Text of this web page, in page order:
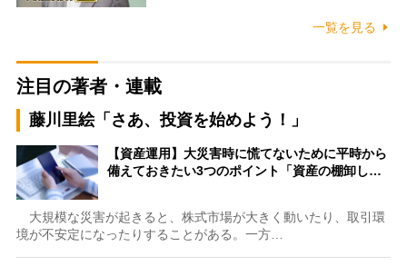
一覧を見る
注目の著者・連載
藤川里絵「さあ、投資を始めよう！」
【資産運用】大災害時に慌てないために平時から
備えておきたい3つのポイント「資産の棚卸し…
大規模な災害が起きると、株式市場が大きく動いたり、取引環
境が不安定になったりすることがある。一方…